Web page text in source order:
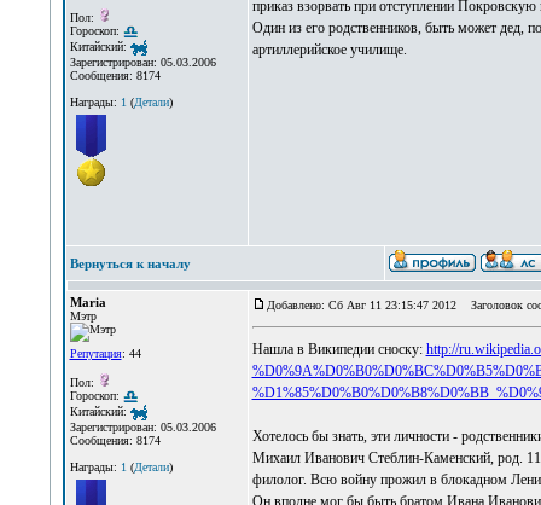
Пол:
Гороскоп:
Китайский:
Зарегистрирован: 05.03.2006
Сообщения: 8174
Награды: 1(Детали)
приказ взорвать при отступлении
Один из его родственников, быть может дед,
артиллерийское училище.
Вернуться к началу
Maria
Мэтр
Репутация: 44
Пол:
Гороскоп:
Китайский:
Зарегистрирован: 05.03.2006
Сообщения: 8174
Награды: 1(Детали)
Добавлено: Сб Авг 11 23:15:47 2012 Заголовок
Нашла в Википедии сноску: http://
Хотелось бы знать, эти личности -
Михаил Иванович Стеблин-Каменский, род.
филолог. Всю войну прожил в блокадном
Он вполне мог бы быть братом Ивана